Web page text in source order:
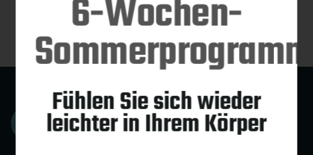
6-Wochen-
Sommerprogramm
Fühlen Sie sich wieder
leichter in Ihrem Körper